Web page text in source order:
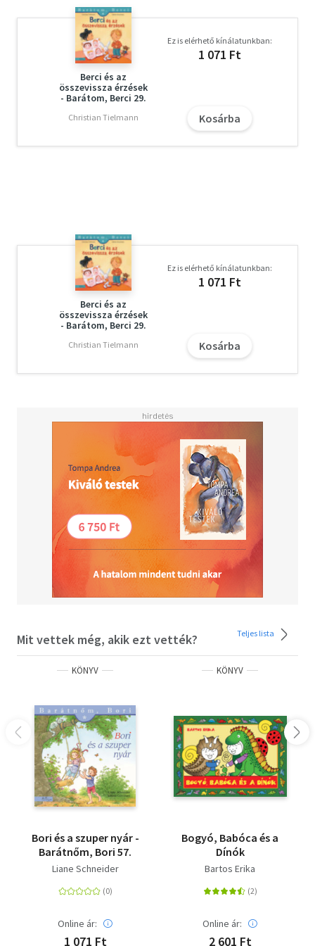
Berci és az
összevissza érzések
- Barátom, Berci 29.
Christian Tielmann
Ez is elérhető kínálatunkban:
1 071 Ft
Kosárba
Berci és az
összevissza érzések
- Barátom, Berci 29.
Christian Tielmann
Ez is elérhető kínálatunkban:
1 071 Ft
Kosárba
Mit vettek még, akik ezt vették? Teljes lista
KÖNYV
Bori és a szuper nyár -
Barátnőm, Bori 57.
Liane Schneider
Online ár:
1 071 Ft
KÖNYV
Bogyó, Babóca és a
Dínók
Bartos Erika
Online ár:
2 601 Ft